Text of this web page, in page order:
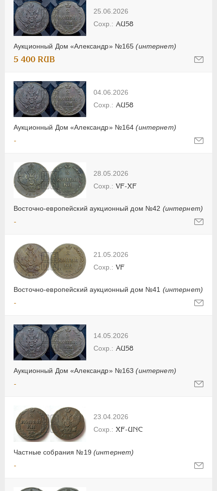
25.06.2026
Аукционный Дом «Александр» №165(интернет)
AU58
5 400 RUB
04.06.2026
Аукционный Дом «Александр» №164(интернет)
AU58
-
28.05.2026
Восточно-европейский аукционный дом №42 (интернет)
VF-XF
-
21.05.2026
Восточно-европейский аукционный дом №41 (интернет)
VF
-
14.05.2026
Аукционный Дом «Александр» №163(интернет)
AU58
-
23.04.2026
Частные собрания №19 (интернет)
XF-UNC
-